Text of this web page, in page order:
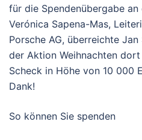
für die Spendenübergabe
Verónica Sapena-Mas,
Porsche AG, überreichte
der Aktion Weihnachten
Scheck in Höhe von 10 000
Dank!
So können Sie spenden